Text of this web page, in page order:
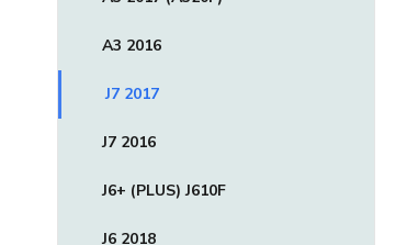
A3 2016
J7 2017
J7 2016
J6+ (PLUS) J610F
J6 2018